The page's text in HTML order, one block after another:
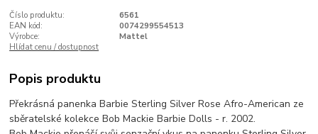
Číslo produktu:
6561
EAN kód:
0074299554513
Výrobce:
Mattel
Hlídat cenu / dostupnost
Popis produktu
Překrásná panenka Barbie Sterling Silver Rose Afro-American ze
sběratelské kolekce Bob Mackie Barbie Dolls - r. 2002.